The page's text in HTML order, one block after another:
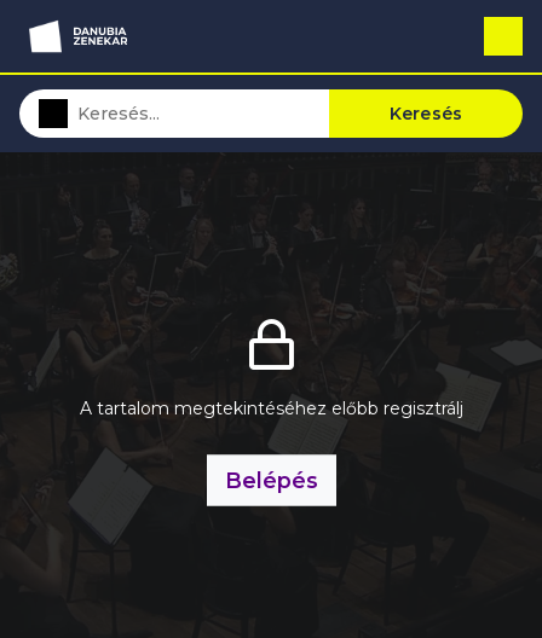
Keresés
A tartalom megtekintéséhez előbb regisztrálj
Belépés